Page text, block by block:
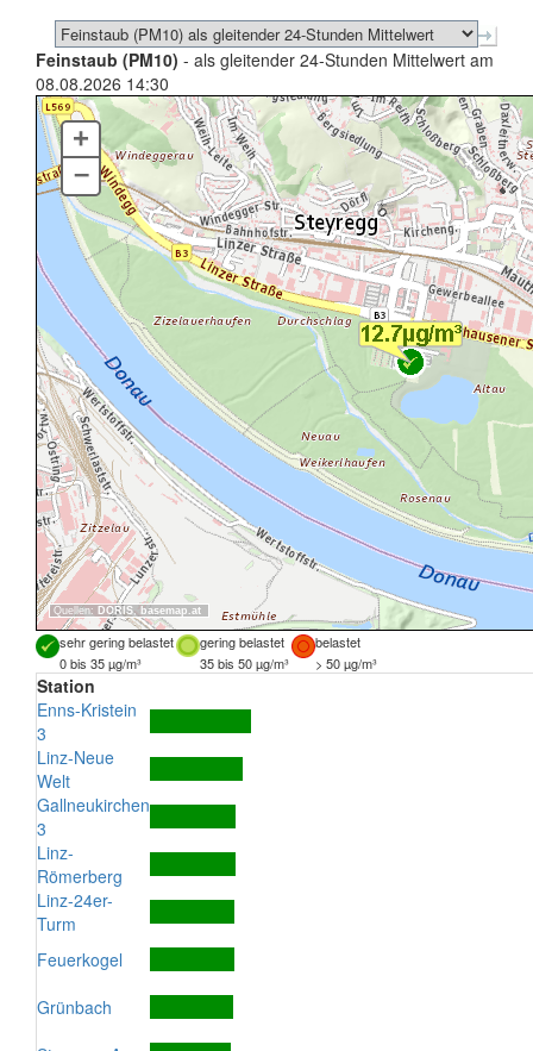
Feinstaub (PM10) - als gleitender 24-Stunden Mittelwert am
08.08.2026 14:30
Quellen: DORIS, basemap.at
+
–
sehr gering belastet gering belastet
belastet
0 bis 35 µg/m³
35 bis 50 µg/m³ > 50 µg/m³
Station
Enns-Kristein
3
Linz-Neue
Welt
Gallneukirchen
3
Linz-
Römerberg
Linz-24er-
Turm
Feuerkogel
Grünbach